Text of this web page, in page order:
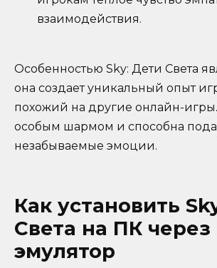
взаимодействия.
Особенностью Sky: Дети Света
она создает уникальный опыт
похожий на другие онлайн-
особым шармом и способна
незабываемые эмоции.
Как установить
Света на ПК через
эмулятор